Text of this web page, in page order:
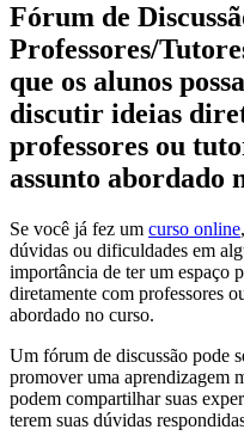
Fórum de
Professores/
que os alunos
discutir ideias
professores ou
assunto abordado
Se você já fez um curso online
dúvidas ou dificuldades em
importância de ter um espaço
diretamente com professores
abordado no curso.
Um fórum de discussão pode
promover uma aprendizagem
podem compartilhar suas
terem suas dúvidas